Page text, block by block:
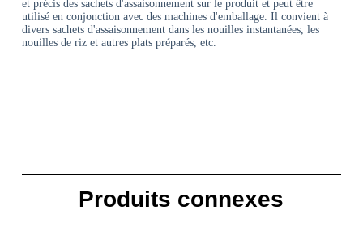
et précis des sachets d'assaisonnement sur le produit et peut être
utilisé en conjonction avec des machines d'emballage. Il convient à
divers sachets d'assaisonnement dans les nouilles instantanées, les
nouilles de riz et autres plats préparés, etc.
Produits connexes